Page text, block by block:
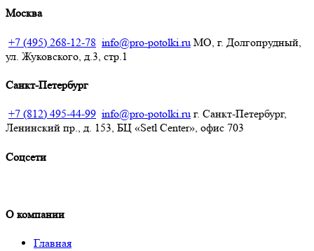
Москва
+7 (495) 268-12-78 info@pro-potolki.ru МО, г. Долгопрудный,
ул. Жуковского, д.3, стр.1
Санкт-Петербург
+7 (812) 495-44-99 info@pro-potolki.ru г. Санкт-Петербург,
Ленинский пр., д. 153, БЦ «Setl Center», офис 703
Соцсети
О компании
Главная